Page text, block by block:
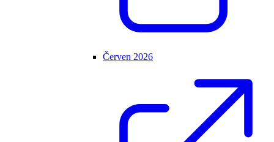
Červen 2026